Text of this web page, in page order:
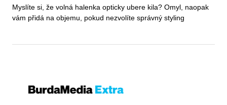
Myslíte si, že volná halenka opticky ubere kila? Omyl, naopak
vám přidá na objemu, pokud nezvolíte správný styling